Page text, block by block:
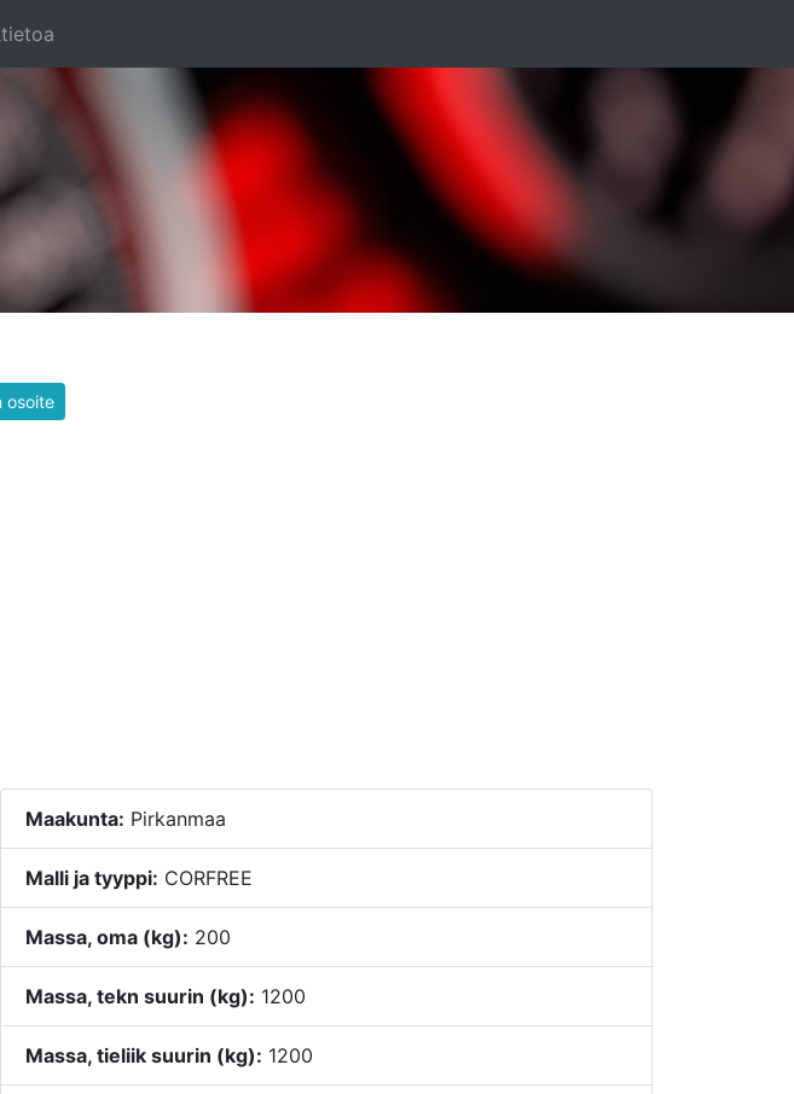
osoite
Maakunta: Pirkanmaa
Malli ja tyyppi: CORFREE
Massa, oma (kg): 200
Massa, tekn suurin (kg): 1200
Massa, tieliik suurin (kg): 1200